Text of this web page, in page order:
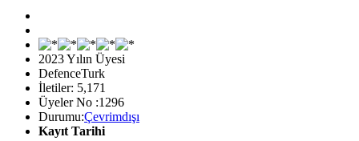
2023 Yılın Üyesi
DefenceTurk
İletiler: 5,171
Üyeler No :1296
Durumu:Çevrimdışı
Kayıt Tarihi